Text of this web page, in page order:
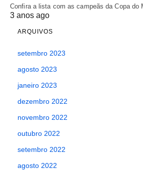
Confira a lista com as campeãs da Copa do
3 anos ago
ARQUIVOS
setembro 2023
agosto 2023
janeiro 2023
dezembro 2022
novembro 2022
outubro 2022
setembro 2022
agosto 2022